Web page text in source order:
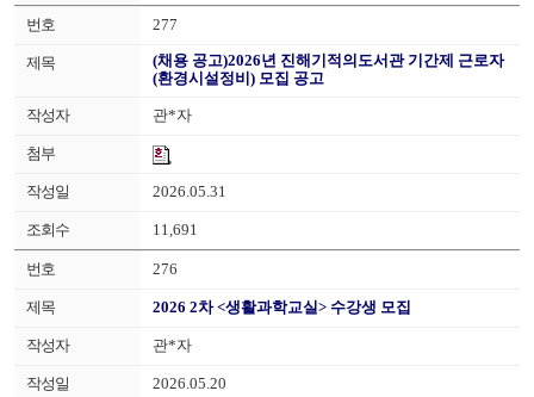
277
(채용 공고)2026년 진해기적의도서관 기간제 근로자
(환경시설정비) 모집 공고
관*자
2026.05.31
11,691
276
2026 2차 <생활과학교실> 수강생 모집
관*자
2026.05.20